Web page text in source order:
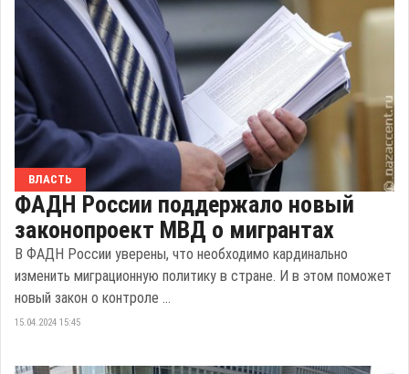
ВЛАСТЬ
ФАДН России поддержало новый
законопроект МВД о мигрантах
В ФАДН России уверены, что необходимо кардинально
изменить миграционную политику в стране. И в этом поможет
новый закон о контроле ...
15.04.2024 15:45